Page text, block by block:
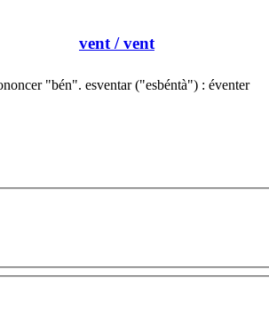
vent / vent
"bén". esventar ("esbéntà") : éventer